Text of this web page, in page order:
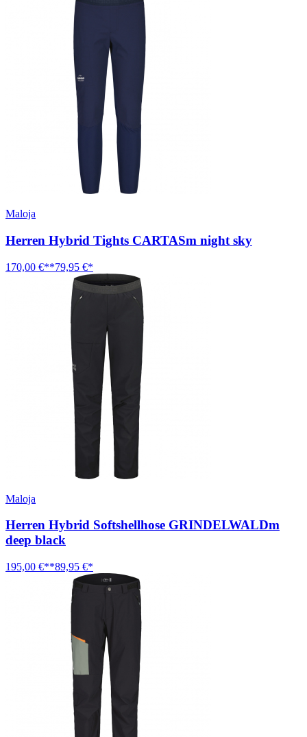
Maloja
Herren Hybrid Tights CARTASm night sky
170,00 €**79,95 €*
Maloja
Herren Hybrid Softshellhose GRINDELWALDm
deep black
195,00 €**89,95 €*